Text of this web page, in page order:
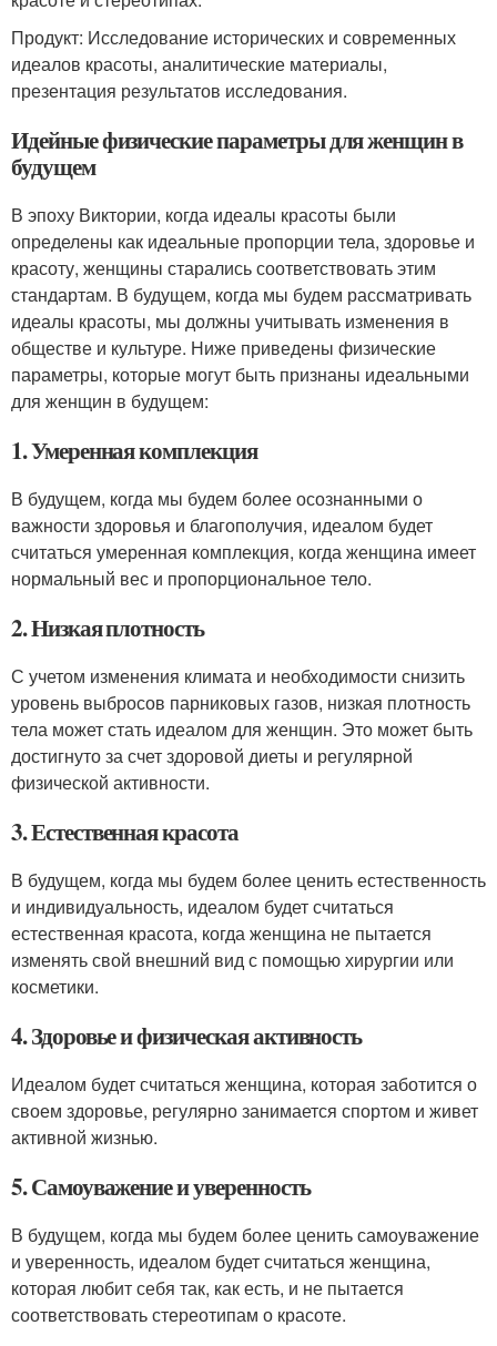
Продукт: Исследование исторических и современных
идеалов красоты, аналитические материалы,
презентация результатов исследования.
Идейные физические параметры для женщин в
будущем
В эпоху Виктории, когда идеалы красоты были
определены как идеальные пропорции тела, здоровье и
красоту, женщины старались соответствовать этим
стандартам. В будущем, когда мы будем рассматривать
идеалы красоты, мы должны учитывать изменения в
обществе и культуре. Ниже приведены физические
параметры, которые могут быть признаны идеальными
для женщин в будущем:
1. Умеренная комплекция
В будущем, когда мы будем более осознанными о
важности здоровья и благополучия, идеалом будет
считаться умеренная комплекция, когда женщина имеет
нормальный вес и пропорциональное тело.
2. Низкая плотность
С учетом изменения климата и необходимости снизить
уровень выбросов парниковых газов, низкая плотность
тела может стать идеалом для женщин. Это может быть
достигнуто за счет здоровой диеты и регулярной
физической активности.
3. Естественная красота
В будущем, когда мы будем более ценить естественность
и индивидуальность, идеалом будет считаться
естественная красота, когда женщина не пытается
изменять свой внешний вид с помощью хирургии или
косметики.
4. Здоровье и физическая активность
Идеалом будет считаться женщина, которая заботится о
своем здоровье, регулярно занимается спортом и живет
активной жизнью.
5. Самоуважение и уверенность
В будущем, когда мы будем более ценить самоуважение
и уверенность, идеалом будет считаться женщина,
которая любит себя так, как есть, и не пытается
соответствовать стереотипам о красоте.